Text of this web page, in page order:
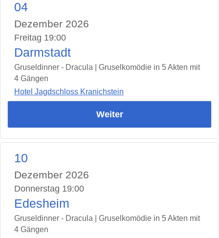
04
Dezember 2026
Freitag 19:00
Darmstadt
Gruseldinner - Dracula | Gruselkomödie in 5 Akten mit
4 Gängen
Hotel Jagdschloss Kranichstein
Weiter
10
Dezember 2026
Donnerstag 19:00
Edesheim
Gruseldinner - Dracula | Gruselkomödie in 5 Akten mit
4 Gängen